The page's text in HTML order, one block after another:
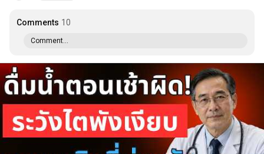
Comments 10
Comment...